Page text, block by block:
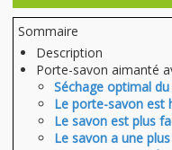
Sommaire
Description
Porte-savon aimanté
Séchage optimal
Le porte-savon est
Le savon est plus
Le savon a une